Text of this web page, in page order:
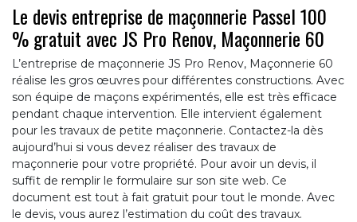
Le devis entreprise de maçonnerie Passel 100
% gratuit avec JS Pro Renov, Maçonnerie 60
L’entreprise de maçonnerie JS Pro Renov, Maçonnerie 60
réalise les gros œuvres pour différentes constructions. Avec
son équipe de maçons expérimentés, elle est très efficace
pendant chaque intervention. Elle intervient également
pour les travaux de petite maçonnerie. Contactez-la dès
aujourd’hui si vous devez réaliser des travaux de
maçonnerie pour votre propriété. Pour avoir un devis, il
suffit de remplir le formulaire sur son site web. Ce
document est tout à fait gratuit pour tout le monde. Avec
le devis, vous aurez l’estimation du coût des travaux.